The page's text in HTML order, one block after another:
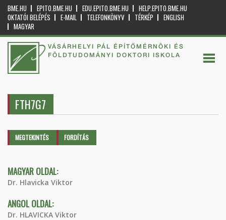
BME.HU EPITO.BME.HU EDU.EPITO.BME.HU
HELP.EPITO.BME.HU
OKTATÓI BELÉPÉS
E-MAIL TELEFONKÖNYV TÉRKÉP
ENGLISH
MAGYAR
VÁSÁRHELYI PÁL ÉPÍTŐMÉRNÖKI ÉS
FÖLDTUDOMÁNYI DOKTORI ISKOLA
FTH7G7
Elsődleges fülek
MEGTEKINTÉS (AKTÍVFORDÍTÁS
MAGYAR OLDAL:
Dr. Hlavicka Viktor
ANGOL OLDAL:
Dr. HLAVICKA Viktor